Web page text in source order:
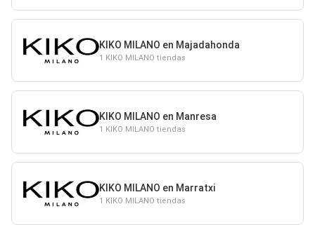
KIKO MILANO en Majadahonda
1 KIKO MILANO tiendas
KIKO MILANO en Manresa
1 KIKO MILANO tiendas
KIKO MILANO en Marratxi
1 KIKO MILANO tiendas